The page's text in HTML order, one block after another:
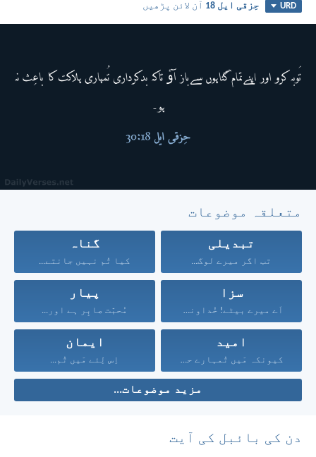
URD حِزقی ایل 18 آن لائن پڑھیں
متعلقہ موضوعات
تبدیلی
تب اگر میرے لوگ...
گناہ
کیا تُم نہیں جانتے...
سزا
اَے میرے بیٹے! خُداوند...
پیار
مُحبّت صابِر ہے اور...
امید
کیونکہ مَیں تُمہارے حق...
ایمان
اِس لِئے مَیں تُم...
مزید موضوعات...
دن کی بائبل کی آیت